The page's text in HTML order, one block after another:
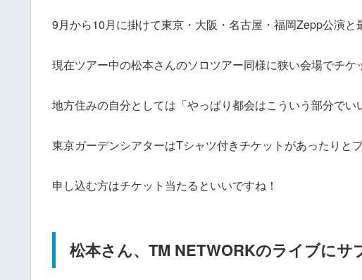
9月から10月に掛けて東京・大阪・名古屋・福岡Zepp公演と
現在ツアー中の松本さんのソロツアー同様に狭い会場でチケ
地方住みの自分としては「やっぱり都会はこういう部分でい
東京ガーデンシアターはTシャツ付きチケットがあったりと
申し込む方はチケット当たるといいですね！
松本さん、TM NETWORKのライブにサ